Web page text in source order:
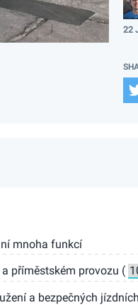
22
mnoha funkcí
příměstském provozu (
a bezpečných